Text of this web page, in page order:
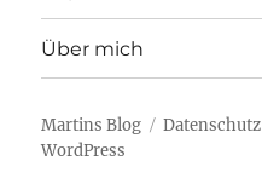
Über mich
Martins Blog Datenschutz
WordPress